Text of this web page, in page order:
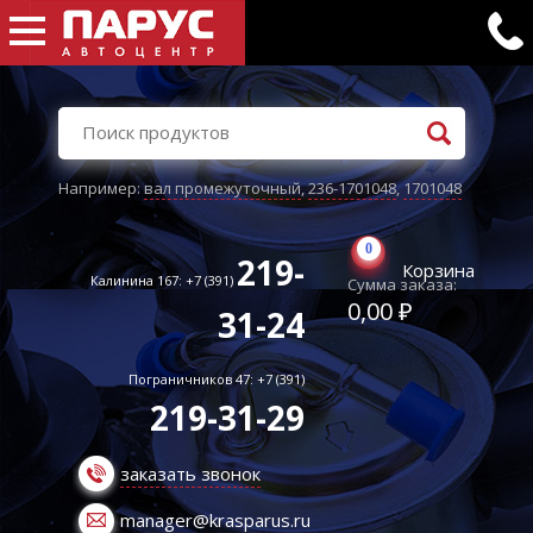
Например:вал промежуточный,236-1701048,1701048
Калинина 167: +7 (391) 219-
31-24
Пограничников 47: +7 (391)
219-31-29
заказать звонок
manager@krasparus.ru
0
Корзина
Сумма заказа:
0,00 ₽